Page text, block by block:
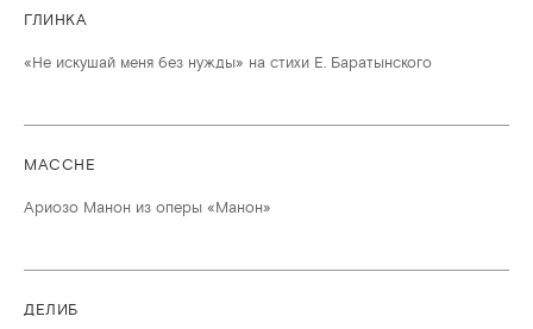
ГЛИНКА
«Не искушай меня без нужды» на стихи Е. Баратынского
МАССНЕ
Ариозо Манон из оперы «Манон»
ДЕЛИБ